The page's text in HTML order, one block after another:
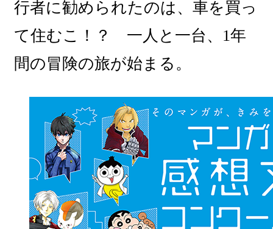
行者に勧められたのは、車を買っ
て住むこ！？ 一人と一台、1年
間の冒険の旅が始まる。